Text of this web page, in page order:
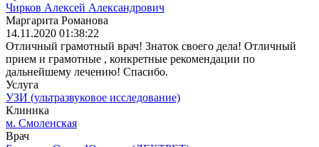
Чирков Алексей Александрович
Маргарита Романова
14.11.2020 01:38:22
Отличный грамотный врач! Знаток своего дела! Отличный
прием и грамотные , конкретные рекомендации по
дальнейшему лечению! Спасибо.
Услуга
УЗИ (ультразвуковое исследование)
Клиника
м. Смоленская
Врач